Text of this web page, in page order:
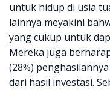
untuk hidup di usia
lainnya meyakini
yang cukup untuk
Mereka juga
(28%)
dari hasil investasi.